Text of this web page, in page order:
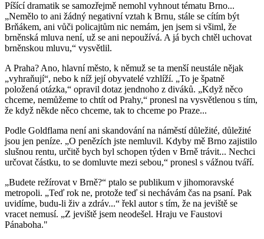
Píšící dramatik se samozřejmě nemohl vyhnout tématu Brno...
„Nemělo to ani žádný negativní vztah k Brnu, stále se cítím být
Brňákem, ani vůči policajtům nic nemám, jen jsem si všiml, že
brněnská mluva není, už se ani nepoužívá. A já bych chtěl uchovat
brněnskou mluvu,“ vysvětlil.
A Praha? Ano, hlavní město, k němuž se ta menší neustále nějak
„vyhraňují“, nebo k níž její obyvatelé vzhlíží. „To je špatně
položená otázka,“ opravil dotaz jendnoho z diváků. „Když něco
chceme, nemůžeme to chtít od Prahy,“ pronesl na vysvětlenou s tím,
že když někde něco chceme, tak to chceme po Praze...
Podle Goldflama není ani skandování na náměstí důležité, důležité
jsou jen peníze. „O penězích jste nemluvil. Kdyby mě Brno zajistilo
slušnou rentu, určitě bych byl schopen týden v Brně trávit... Nechci
určovat částku, to se domluvte mezi sebou,“ pronesl s vážnou tváří.
„Budete režírovat v Brně?“ ptalo se publikum v jihomoravské
metropoli. „Teď rok ne, protože teď si nechávám čas na psaní. Pak
uvidíme, budu-li živ a zdráv...“ řekl autor s tím, že na jeviště se
vracet nemusí. „Z jeviště jsem neodešel. Hraju ve Faustovi
Pánaboha."